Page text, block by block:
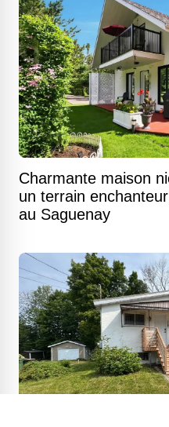
Charmante maison
un terrain
au Saguenay